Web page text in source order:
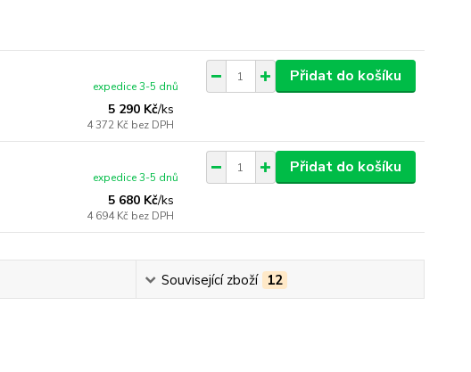
5 290 Kč/ks
4 372 Kč bez DPH
expedice 3-5 dnů
Přidat do košíku
5 680 Kč/ks
4 694 Kč bez DPH
expedice 3-5 dnů
Přidat do košíku
Související zboží 12